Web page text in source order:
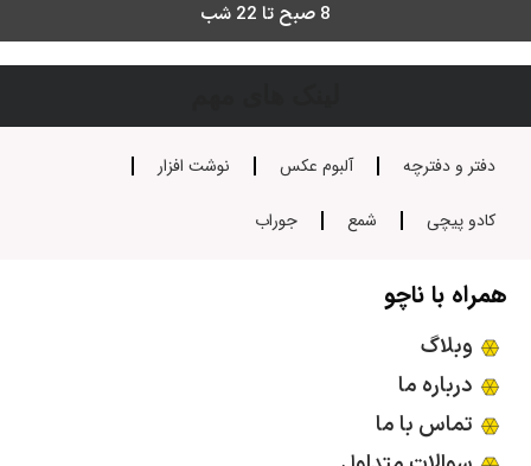
8 صبح تا 22 شب
دفتر و دفترچه آلبوم عکس نوشت افزار
کادو پیچی شمع جوراب
همراه با ناچو
وبلاگ
درباره ما
تماس با ما